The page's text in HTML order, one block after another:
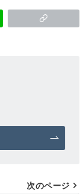
次のページ